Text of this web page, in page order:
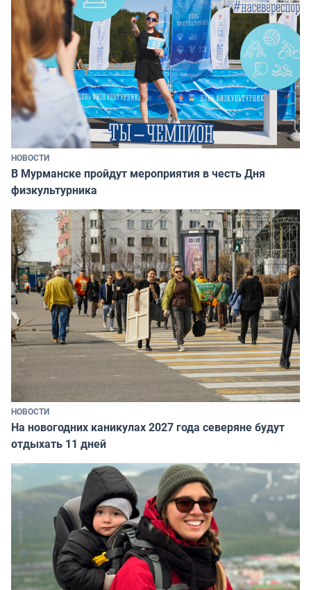
НОВОСТИ
В Мурманске пройдут мероприятия в честь Дня
физкультурника
НОВОСТИ
На новогодних каникулах 2027 года северяне будут
отдыхать 11 дней